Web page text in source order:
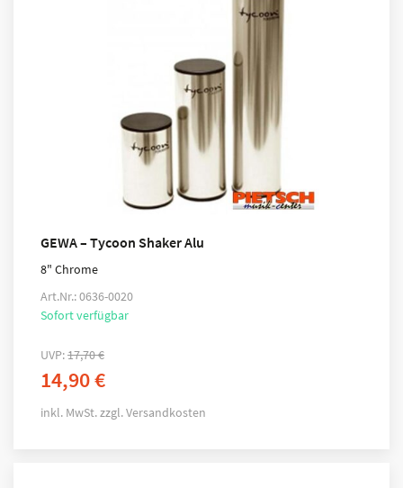
GEWA – Tycoon Shaker Alu
8" Chrome
Art.Nr.: 0636-0020
Sofort verfügbar
UVP:17,70€
14,90€
inkl. MwSt. zzgl.Versandkosten